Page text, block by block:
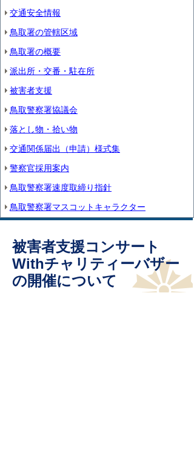
交通安全情報
鳥取署の管轄区域
鳥取署の概要
派出所・交番・駐在所
被害者支援
鳥取警察署協議会
落とし物・拾い物
交通関係届出（申請）様式集
警察官採用案内
鳥取警察署速度取締り指針
鳥取警察署マスコットキャラクター
被害者支援コンサート
Withチャリティーバザー
の開催について